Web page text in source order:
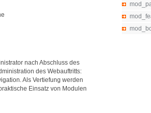
nach Abschluss des
des Webauftritts:
Als Vertiefung werden
Einsatz von Modulen